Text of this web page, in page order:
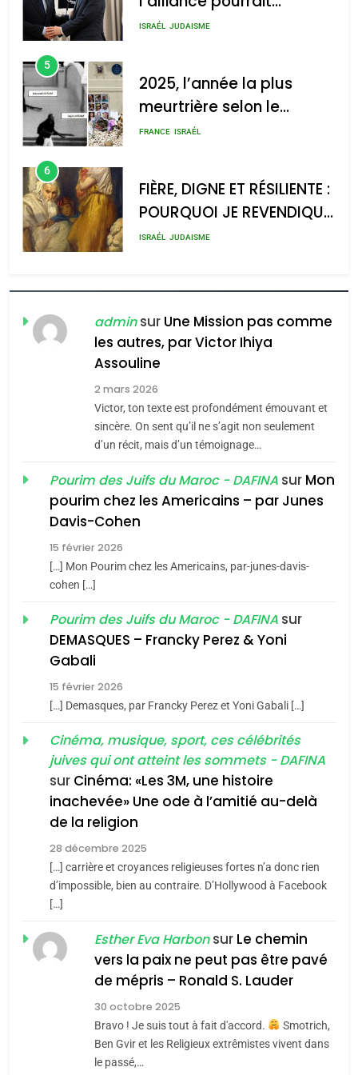
GPO
2025, l’année la plus
meurtrière selon le rapport
l’antisémitisme
admin 0
s’étendre à 13 pays
ISRAÉL JUDAISME
5
2025, l’année la plus
meurtrière selon le
rapport d’ADL contre
FRANCE ISRAÉL
6
FIÈRE, DIGNE ET RÉSILIENTE :
POURQUOI JE REVENDIQUE
MA JUDAÏTE par Thérèse
ISRAÉL JUDAISME
CE QUI NOUS MANQUE –
Jacques Hadida
JUDAISME
Maroc : Les amandes de
Tafraout, le miel de Tadla
Azilal consacrés produits
du terroir
DAFINA MAROC
Oeil ravageur – Vanessa
De Loya Stauber
«Tu dis génocide, je dis
guerre»: La nouvelle
Tout sur la Nostalgie
SOUVENIRS
l’alliance pourrait
s’étendre à 13 pays
d’Amérique latine
ISRAÉL JUDAISME
2025, l’année la plus
meurtrière selon le
rapport d’ADL contre
l’antisémitisme
FRANCE ISRAÉL
FIÈRE, DIGNE ET RÉSILIENTE :
POURQUOI JE REVENDIQUE
adminsur Une Mission pas comme
les autres, par Victor Ihiya
Assouline
2 mars 2026
Victor, ton texte est profondément émouvant et
sincère. On sent qu’il ne s’agit non seulement
d’un récit, mais d’un témoignage…
Pourim des Juifs du Maroc - DAFINA sur Mon
pourim chez les Americains – par Junes
Davis-Cohen
15 février 2026
[…] Mon Pourim chez les Americains, par-junes-davis-
cohen […]
Pourim des Juifs du Maroc - DAFINA sur
DEMASQUES – Francky Perez & Yoni
Gabali
15 février 2026
[…] Demasques, par Francky Perez et Yoni Gabali […]
Cinéma, musique, sport, ces célébrités
juives qui ont atteint les sommets - DAFINA
sur Cinéma: «Les 3M, une histoire
inachevée» Une ode à l’amitié au-delà
de la religion
28 décembre 2025
[…] carrière et croyances religieuses fortes n’a donc rien
d’impossible, bien au contraire. D’Hollywood à Facebook
[…]
Esther Eva Harbonsur Le chemin
vers la paix ne peut pas être pavé
de mépris – Ronald S. Lauder
30 octobre 2025
Bravo ! Je suis tout à fait d'accord.
Smotrich,
Ben Gvir et les Religieux extrêmistes vivent dans
le passé,…
2025, l’année la plus
d’ADL contre
l’antisémitisme
FRANCE ISRAÉL
POURQUOI JE REVENDIQUE
Zrihen-Dvir
CE QUI NOUS MANQUE –
Jacques Hadida
JUDAISME
Maroc : Les amandes de
Azilal consacrés produits
du terroir
DAFINA MAROC
Oeil ravageur – Vanessa De
Loya Stauber
CINEMA ISRAÉL